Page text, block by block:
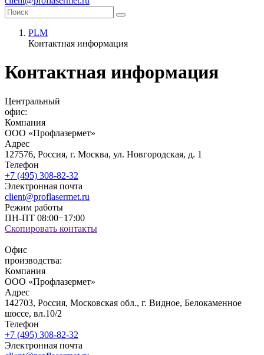
PLM
Контактная информация
Контактная информация
Центральный
офис:
Компания
ООО «Профлазермет»
Адрес
127576, Россия, г. Москва, ул. Новгородская, д. 1
Телефон
+7 (495) 308-82-32
Электронная почта
client@proflasermet.ru
Режим работы
ПН-ПТ 08:00−17:00
Скопировать контакты
Офис
производства:
Компания
ООО «Профлазермет»
Адрес
142703, Россия, Московская обл., г. Видное, Белокаменное
шоссе, вл.10/2
Телефон
+7 (495) 308-82-32
Электронная почта